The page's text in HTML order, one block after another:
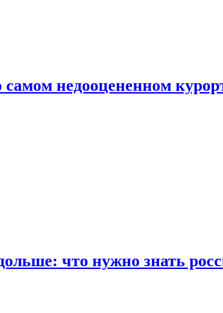
самом недооцененном
что нужно знать